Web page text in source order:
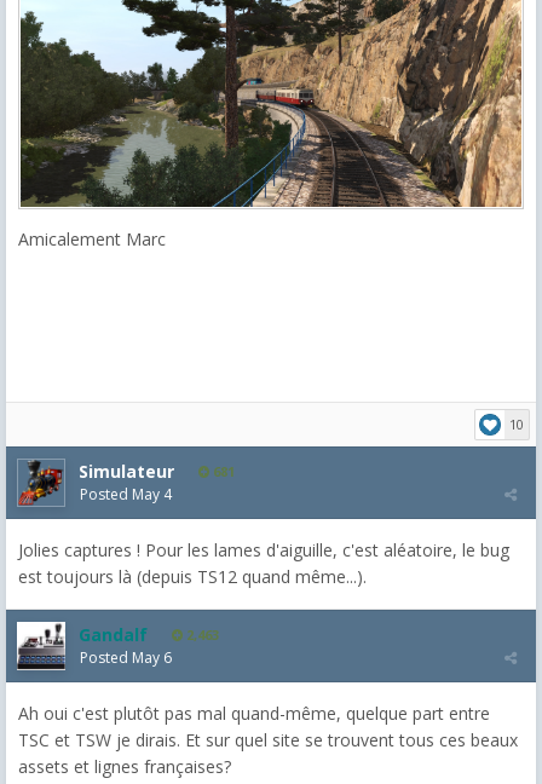
Amicalement Marc
10
Simulateur 681
Posted May 4
Jolies captures ! Pour les lames d'aiguille, c'est aléatoire, le bug
est toujours là (depuis TS12 quand même...).
Gandalf 2,463
Posted May 6
Ah oui c'est plutôt pas mal quand-même, quelque part entre
TSC et TSW je dirais. Et sur quel site se trouvent tous ces beaux
assets et lignes françaises?